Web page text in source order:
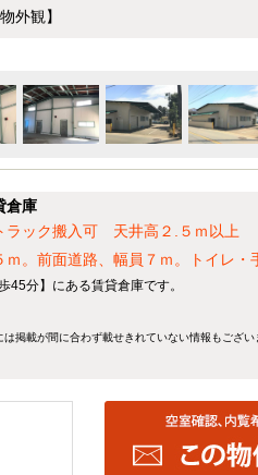
物外観】
倉庫
ラック搬入可 天井高２.５ｍ以上
。前面道路、幅員７ｍ。トイレ・
分】にある賃貸倉庫です。
掲載が間に合わず載せきれていない情報もござい